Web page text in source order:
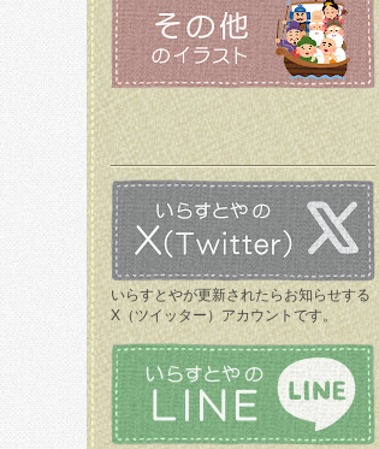
いらすとやが更新されたらお知らせする
X（ツイッター）アカウントです。